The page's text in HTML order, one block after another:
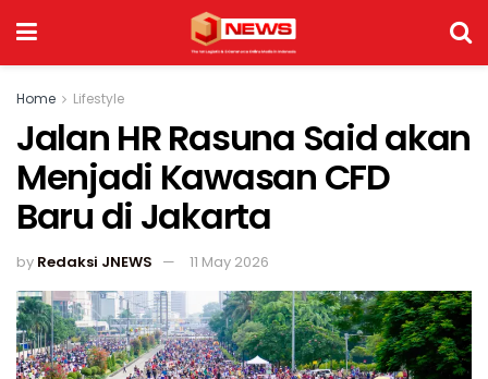
Home Lifestyle
Jalan HR Rasuna Said akan
Menjadi Kawasan CFD
Baru di Jakarta
by Redaksi JNEWS 11 May 2026